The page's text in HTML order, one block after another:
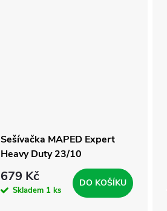
Sešívačka MAPED Expert
Heavy Duty 23/10
679 Kč
Skladem 1 ks
DO KOŠÍKU